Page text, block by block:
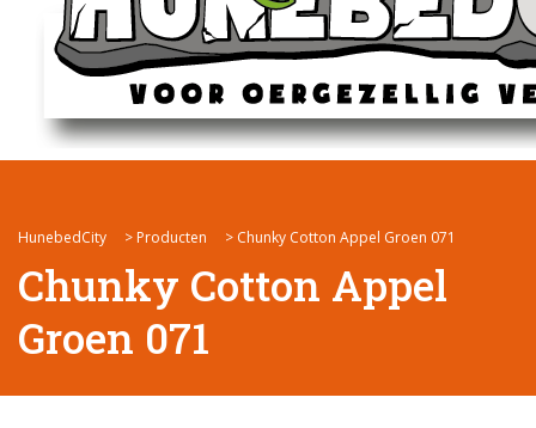
HunebedCity > Producten > Chunky Cotton Appel Groen 071
Chunky Cotton Appel
Groen 071